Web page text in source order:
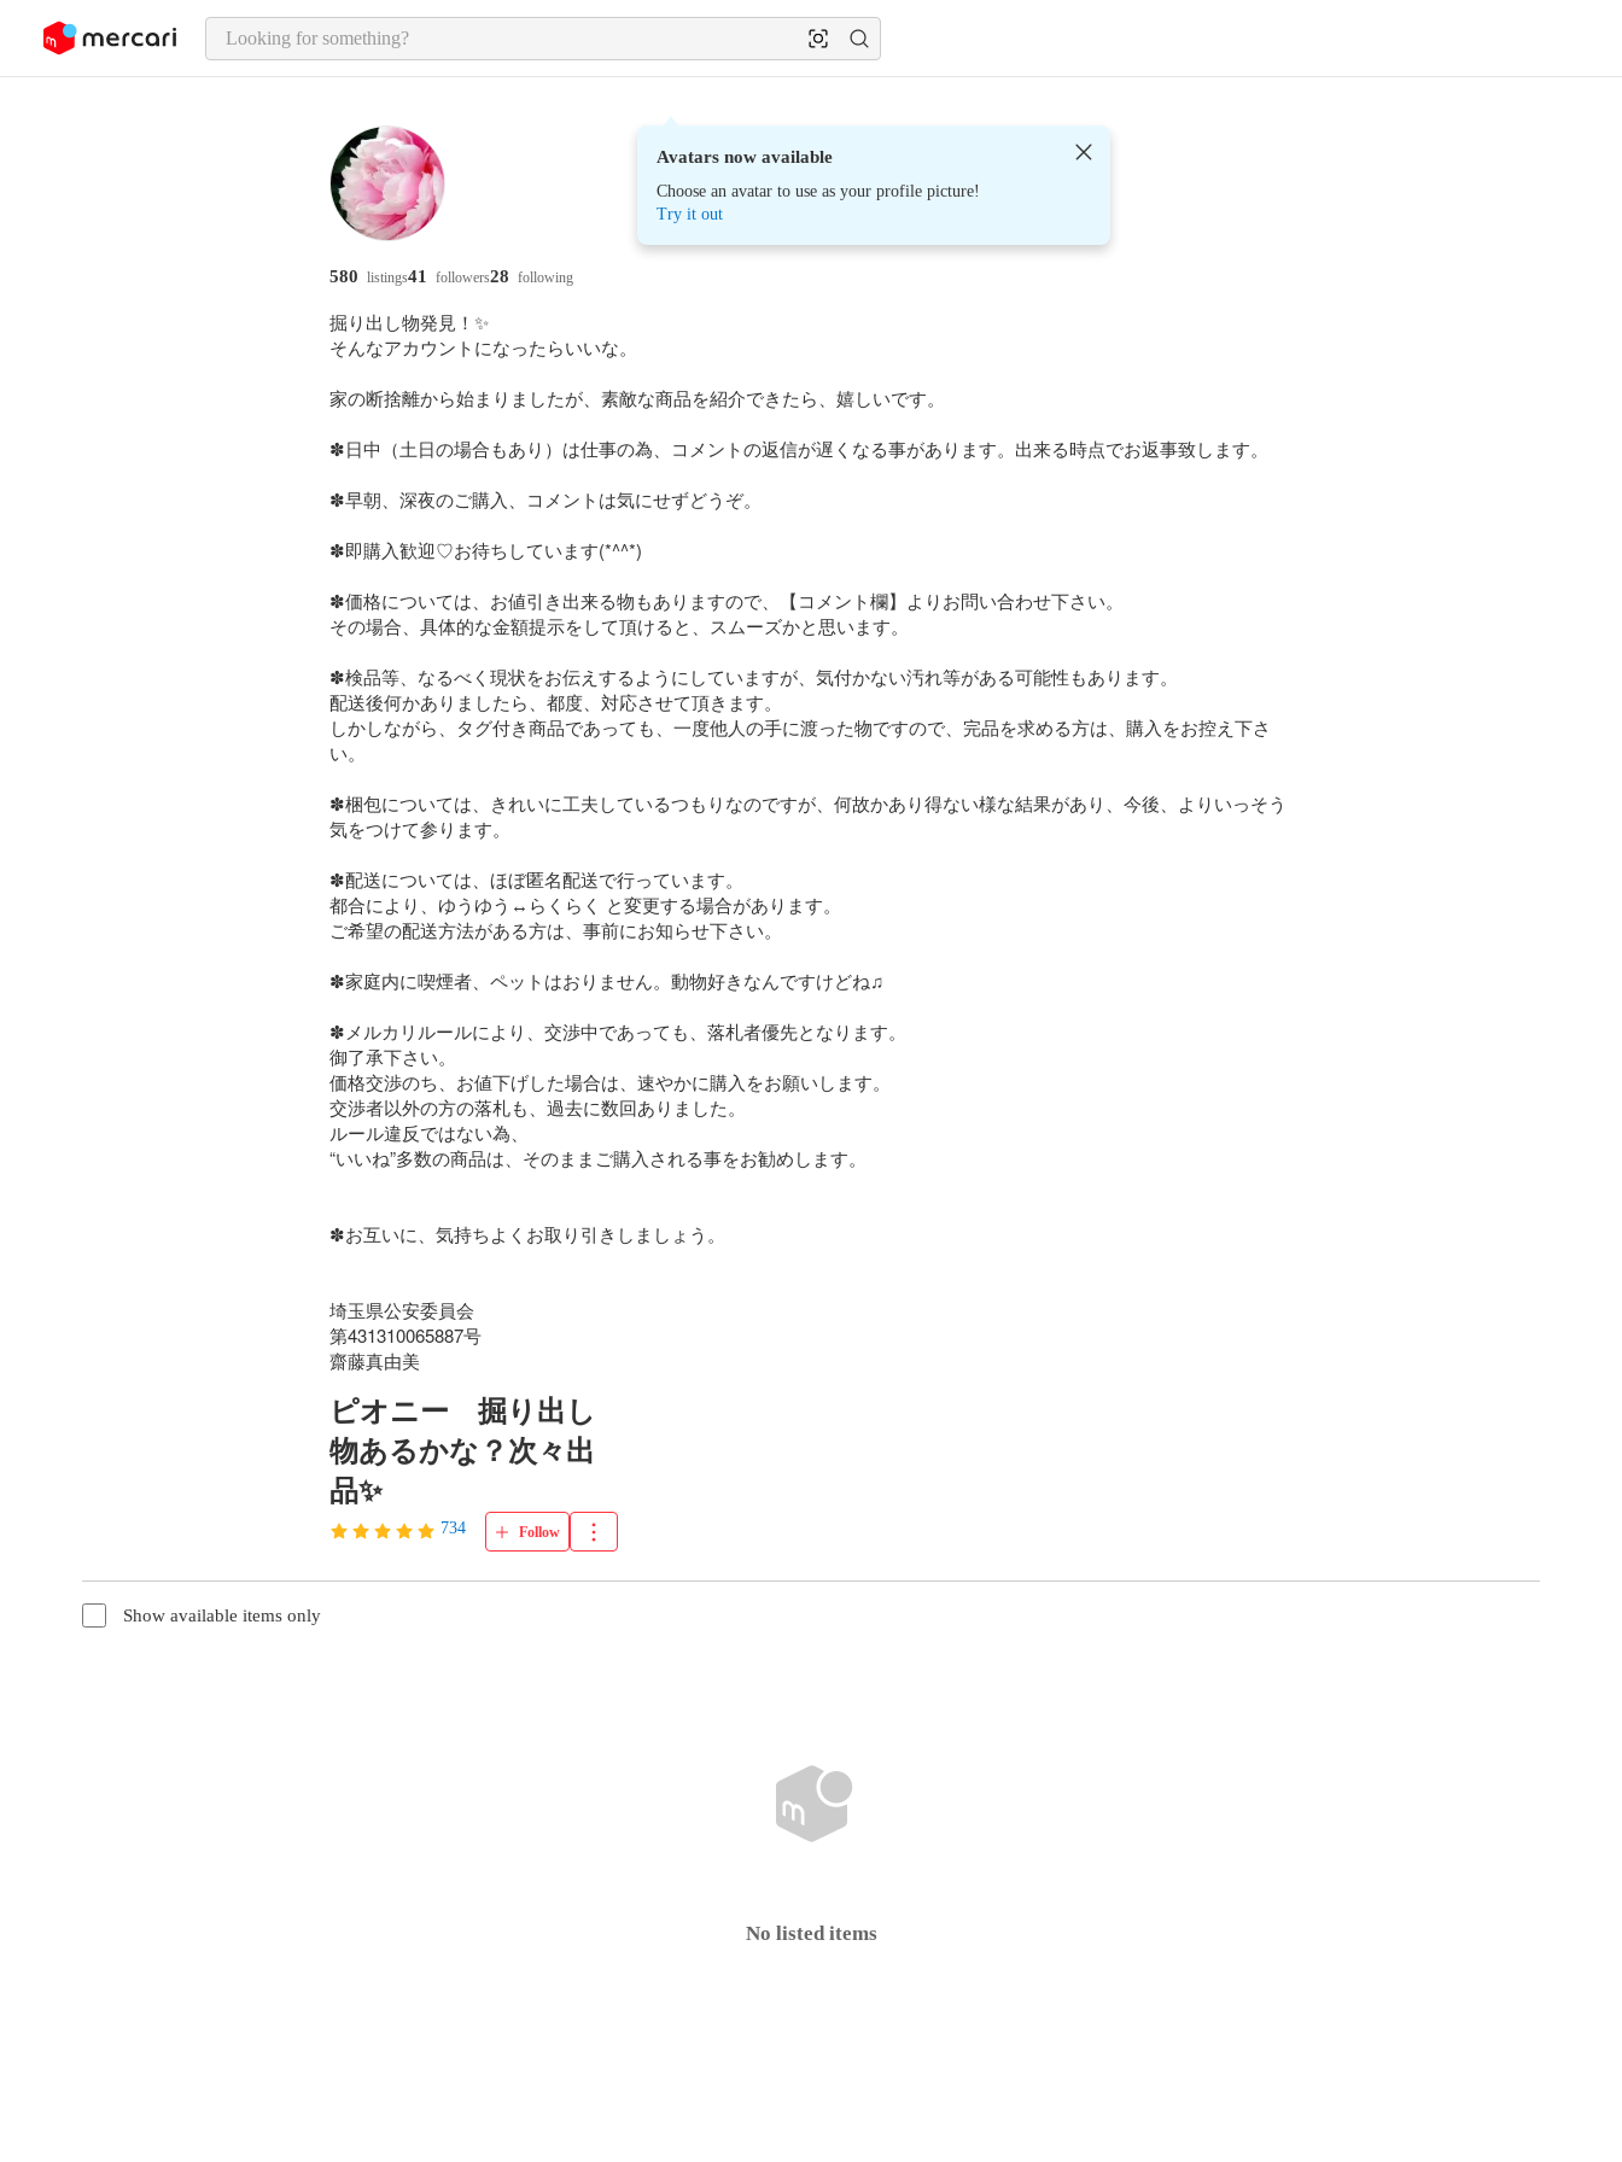
page content
Avatars now available
Choose an avatar to use as your profile picture!
Try it out
ピオニー 掘り出し
物あるかな？次々出
品✨
734 Follow
580 listings41 followers28 following
掘り出し物発見！✨️
そんなアカウントになったらいいな。
家の断捨離から始まりましたが、素敵な商品を紹介できたら、嬉しいです。
✽日中（土日の場合もあり）は仕事の為、コメントの返信が遅くなる事があります。出来る時点でお返事致します。
✽早朝、深夜のご購入、コメントは気にせずどうぞ。
✽即購入歓迎♡お待ちしています(*^^*)
✽価格については、お値引き出来る物もありますので、【コメント欄】よりお問い合わせ下さい。
その場合、具体的な金額提示をして頂けると、スムーズかと思います。
✽検品等、なるべく現状をお伝えするようにしていますが、気付かない汚れ等がある可能性もあります。
配送後何かありましたら、都度、対応させて頂きます。
しかしながら、タグ付き商品であっても、一度他人の手に渡った物ですので、完品を求める方は、購入をお控え下さ
い。
✽梱包については、きれいに工夫しているつもりなのですが、何故かあり得ない様な結果があり、今後、よりいっそう
気をつけて参ります。
✽配送については、ほぼ匿名配送で行っています。
都合により、ゆうゆう↔らくらく と変更する場合があります。
ご希望の配送方法がある方は、事前にお知らせ下さい。
✽家庭内に喫煙者、ペットはおりません。動物好きなんですけどね♫
✽メルカリルールにより、交渉中であっても、落札者優先となります。
御了承下さい。
価格交渉のち、お値下げした場合は、速やかに購入をお願いします。
交渉者以外の方の落札も、過去に数回ありました。
ルール違反ではない為、
“いいね”多数の商品は、そのままご購入される事をお勧めします。
✽お互いに、気持ちよくお取り引きしましょう。
埼玉県公安委員会
第431310065887号
齋藤真由美
Show available items only
No listed items